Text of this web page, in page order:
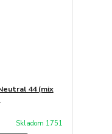
44 (mix
Skladom 1751